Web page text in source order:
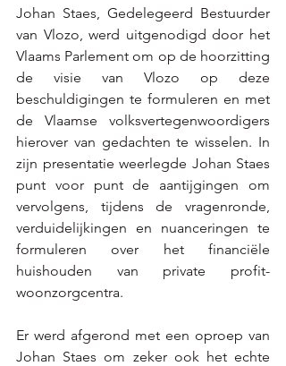
Johan Staes, Gedelegeerd Bestuurder
van Vlozo, werd uitgenodigd door het
Vlaams Parlement om op de hoorzitting
de visie van Vlozo op deze
beschuldigingen te formuleren en met
de Vlaamse volksvertegenwoordigers
hierover van gedachten te wisselen. In
zijn presentatie weerlegde Johan Staes
punt voor punt de aantijgingen om
vervolgens, tijdens de vragenronde,
verduidelijkingen en nuanceringen te
formuleren over het financiële
huishouden van private profit-
woonzorgcentra.
Er werd afgerond met een oproep van
Johan Staes om zeker ook het echte